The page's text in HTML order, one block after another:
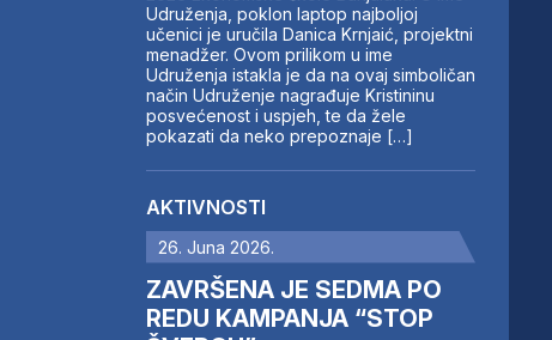
KONTAKT
Udruženja, poklon laptop najboljoj
učenici je uručila Danica Krnjaić, projektni
menadžer. Ovom prilikom u ime
Udruženja istakla je da na ovaj simboličan
način Udruženje nagrađuje Kristininu
posvećenost i uspjeh, te da žele
pokazati da neko prepoznaje […]
AKTIVNOSTI
26. Juna 2026.
ZAVRŠENA JE SEDMA PO
REDU KAMPANJA “STOP